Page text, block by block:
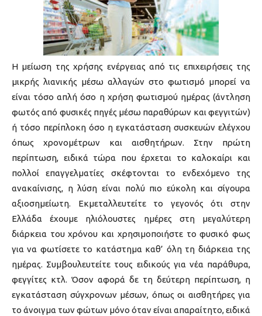
Η μείωση της χρήσης ενέργειας από τις επιχειρήσεις της
μικρής λιανικής μέσω αλλαγών στο φωτισμό μπορεί να
είναι τόσο απλή όσο η χρήση φωτισμού ημέρας (άντληση
φωτός από φυσικές πηγές μέσω παραθύρων και φεγγιτών)
ή τόσο περίπλοκη όσο η εγκατάσταση συσκευών ελέγχου
όπως χρονομέτρων και αισθητήρων. Στην πρώτη
περίπτωση, ειδικά τώρα που έρχεται το καλοκαίρι και
πολλοί επαγγελματίες σκέφτονται το ενδεχόμενο της
ανακαίνισης, η λύση είναι πολύ πιο εύκολη και σίγουρα
αξιοσημείωτη. Εκμεταλλευτείτε το γεγονός ότι στην
Ελλάδα έχουμε ηλιόλουστες ημέρες στη μεγαλύτερη
διάρκεια του χρόνου και χρησιμοποιήστε το φυσικό φως
για να φωτίσετε το κατάστημα καθ’ όλη τη διάρκεια της
ημέρας. Συμβουλευτείτε τους ειδικούς για νέα παράθυρα,
φεγγίτες κτλ. Όσον αφορά δε τη δεύτερη περίπτωση, η
εγκατάσταση σύγχρονων μέσων, όπως οι αισθητήρες για
το άνοιγμα των φώτων μόνο όταν είναι απαραίτητο, ειδικά